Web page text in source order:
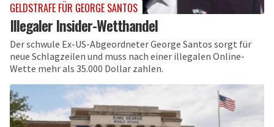
GELDSTRAFE FÜR GEORGE SANTOS
Illegaler Insider-Wetthandel
Der schwule Ex-US-Abgeordneter George Santos sorgt für
neue Schlagzeilen und muss nach einer illegalen Online-
Wette mehr als 35.000 Dollar zahlen.